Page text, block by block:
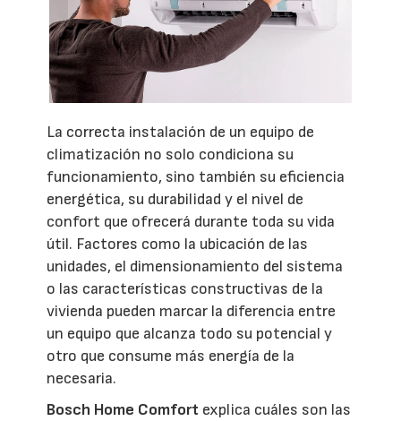
La correcta instalación de un equipo de
climatización no solo condiciona su
funcionamiento, sino también su eficiencia
energética, su durabilidad y el nivel de
confort que ofrecerá durante toda su vida
útil. Factores como la ubicación de las
unidades, el dimensionamiento del sistema
o las características constructivas de la
vivienda pueden marcar la diferencia entre
un equipo que alcanza todo su potencial y
otro que consume más energía de la
necesaria.
Bosch Home Comfort explica cuáles son las